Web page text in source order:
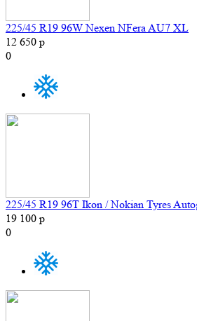
225/45 R19 96W Nexen NFera AU7 XL
12 650 р
0
225/45 R19 96T Ikon / Nokian Tyres
19 100 р
0